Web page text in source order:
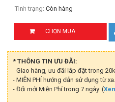
Tình trạng: Còn hàng
CHỌN MUA
* THÔNG TIN ƯU ĐÃI:
- Giao hàng, ưu đãi lắp đặt trong
- MIỄN PHÍ hướng dẫn sử dụng từ xa.
- Đổi mới Miễn Phí trong 7 ngày. (